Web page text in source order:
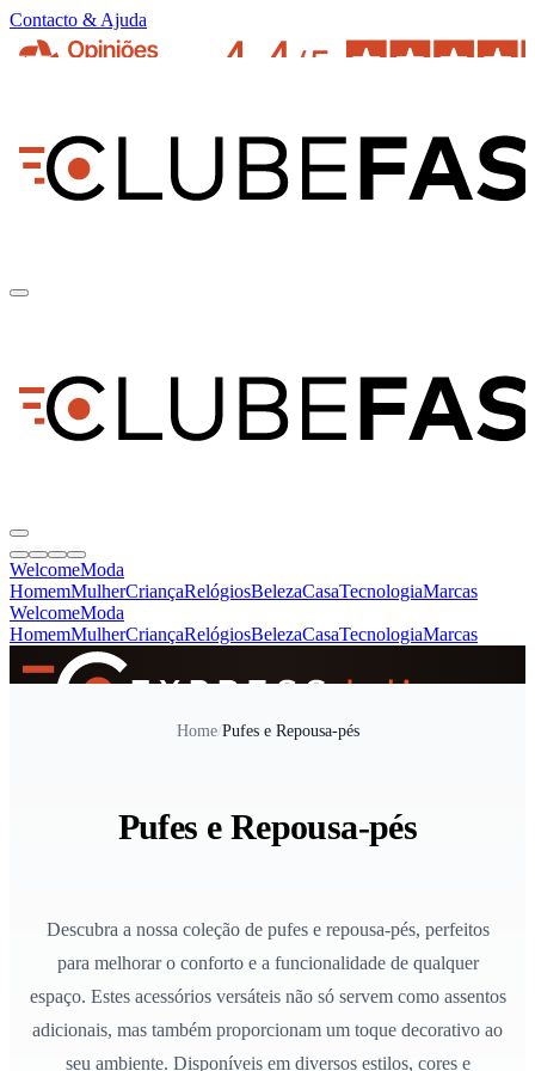
Contacto & Ajuda
WelcomeModa
HomemMulherCriançaRelógiosBelezaCasaTecnologiaMarcas
WelcomeModa
HomemMulherCriançaRelógiosBelezaCasaTecnologiaMarcas
Home/Pufes e Repousa-pés
Pufes e Repousa-pés
Descubra a nossa coleção de pufes e repousa-pés, perfeitos
para melhorar o conforto e a funcionalidade de qualquer
espaço. Estes acessórios versáteis não só servem como assentos
adicionais, mas também proporcionam um toque decorativo ao
seu ambiente. Disponíveis em diversos estilos, cores e